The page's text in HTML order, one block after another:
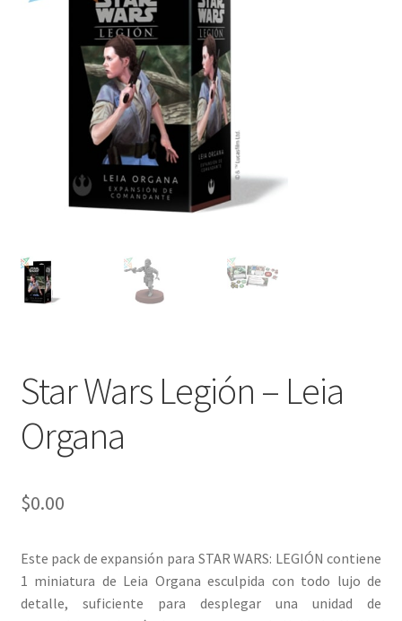
Star Wars Legión – Leia
Organa
$0.00
Este pack de expansión para STAR WARS: LEGIÓN contiene
1 miniatura de Leia Organa esculpida con todo lujo de
detalle, suficiente para desplegar una unidad de